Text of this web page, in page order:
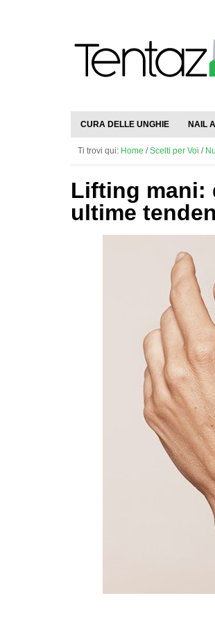
CURA DELLE UNGHIE NAIL
Ti trovi qui: Home / Scelti per Voi /
Lifting mani:
ultime